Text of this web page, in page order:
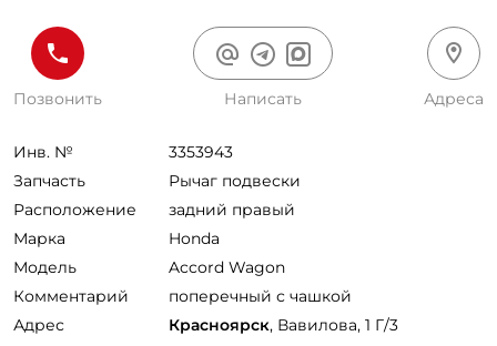
Позвонить Написать Адреса
Инв. №
3353943
Запчасть
Рычаг подвески
Расположение
задний правый
Марка
Honda
Модель
Accord Wagon
Комментарий
поперечный с чашкой
Адрес
Красноярск, Вавилова, 1 Г/3